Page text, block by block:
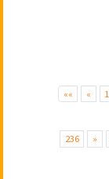
«« « 1
236 »